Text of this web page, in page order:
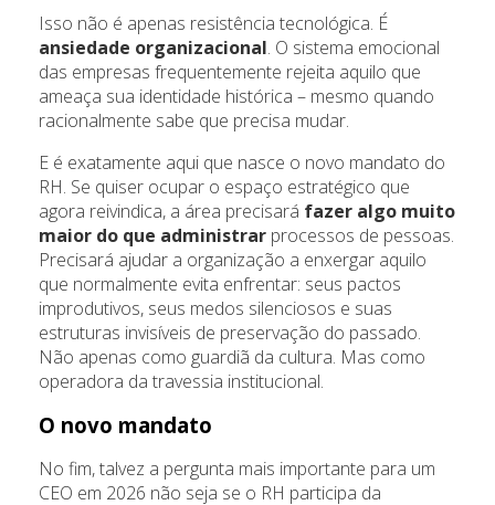
Isso não é apenas resistência tecnológica. É
ansiedade organizacional. O sistema emocional
das empresas frequentemente rejeita aquilo que
ameaça sua identidade histórica – mesmo quando
racionalmente sabe que precisa mudar.
E é exatamente aqui que nasce o novo mandato do
RH. Se quiser ocupar o espaço estratégico que
agora reivindica, a área precisará fazer algo muito
maior do que administrar processos de pessoas.
Precisará ajudar a organização a enxergar aquilo
que normalmente evita enfrentar: seus pactos
improdutivos, seus medos silenciosos e suas
estruturas invisíveis de preservação do passado.
Não apenas como guardiã da cultura. Mas como
operadora da travessia institucional.
O novo mandato
No fim, talvez a pergunta mais importante para um
CEO em 2026 não seja se o RH participa da